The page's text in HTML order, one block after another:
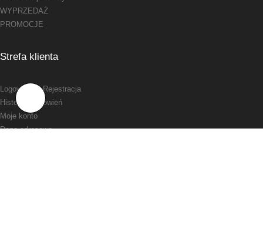
WYPRZEDAŻ
PROMOCJE
Strefa klienta
Logowanie
/ Rejestracja
Historia zamówień
Moje konto
Dane adresowe